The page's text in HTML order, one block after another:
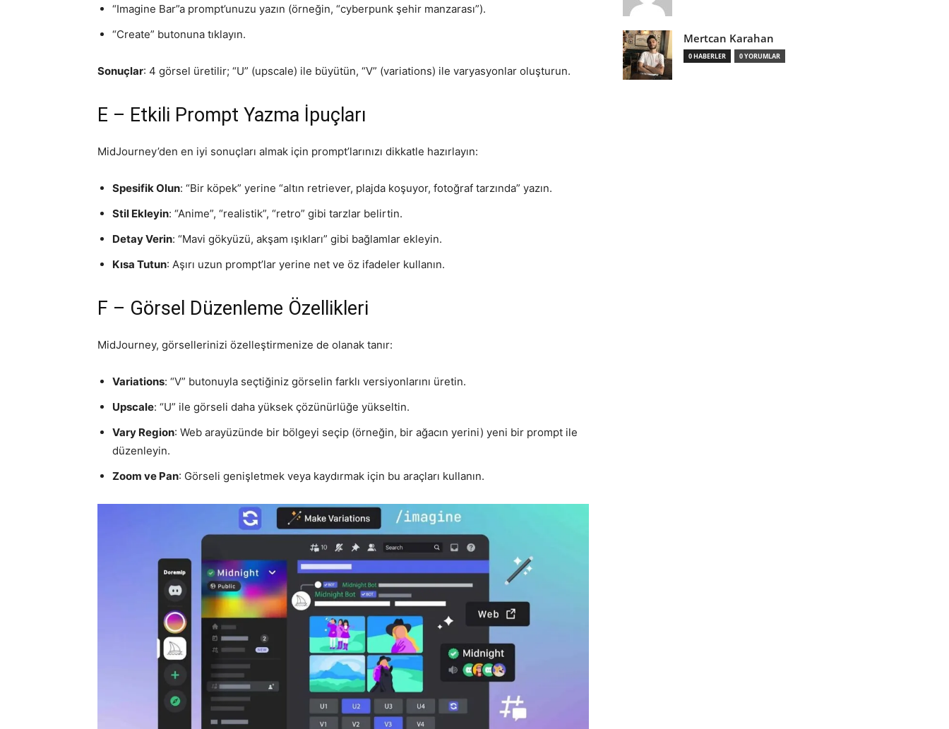
“Imagine Bar”a prompt’unuzu yazın (örneğin, “cyberpunk şehir manzarası”).
“Create” butonuna tıklayın.
Sonuçlar: 4 görsel üretilir; “U” (upscale) ile büyütün, “V” (variations) ile varyasyonlar oluşturun.
E – Etkili Prompt Yazma İpuçları
MidJourney’den en iyi sonuçları almak için prompt’larınızı dikkatle hazırlayın:
Spesifik Olun: “Bir köpek” yerine “altın retriever, plajda koşuyor, fotoğraf tarzında” yazın.
Stil Ekleyin: “Anime”, “realistik”, “retro” gibi tarzlar belirtin.
Detay Verin: “Mavi gökyüzü, akşam ışıkları” gibi bağlamlar ekleyin.
Kısa Tutun: Aşırı uzun prompt’lar yerine net ve öz ifadeler kullanın.
F – Görsel Düzenleme Özellikleri
MidJourney, görsellerinizi özelleştirmenize de olanak tanır:
Variations: “V” butonuyla seçtiğiniz görselin farklı versiyonlarını üretin.
Upscale: “U” ile görseli daha yüksek çözünürlüğe yükseltin.
Vary Region: Web arayüzünde bir bölgeyi seçip (örneğin, bir ağacın yerini) yeni bir prompt ile
düzenleyin.
Zoom ve Pan: Görseli genişletmek veya kaydırmak için bu araçları kullanın.
Mertcan Karahan
0 HABERLER 0 YORUMLAR